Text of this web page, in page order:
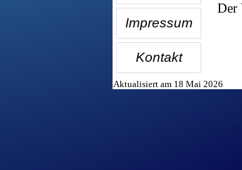
Impressum
Kontakt
Der
Aktualisiert am 18 Mai 2026